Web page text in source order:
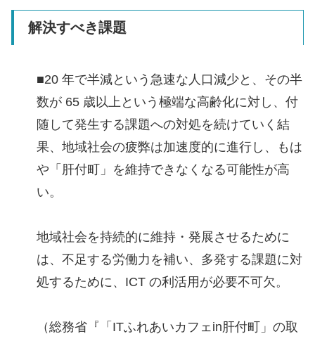
解決すべき課題
■20 年で半減という急速な人口減少と、その半
数が 65 歳以上という極端な高齢化に対し、付
随して発生する課題への対処を続けていく結
果、地域社会の疲弊は加速度的に進行し、もは
や「肝付町」を維持できなくなる可能性が高
い。
地域社会を持続的に維持・発展させるために
は、不足する労働力を補い、多発する課題に対
処するために、ICT の利活用が必要不可欠。
（総務省『「ITふれあいカフェin肝付町」の取